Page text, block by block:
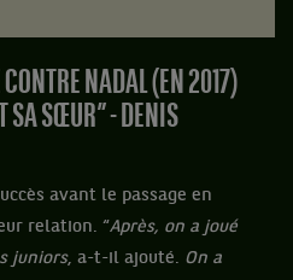
CONTRE NADAL (EN 2017)
SA SŒUR” - DENIS
avant le passage en
relation. “Après, on a joué
juniors, a-t-il ajouté. On a